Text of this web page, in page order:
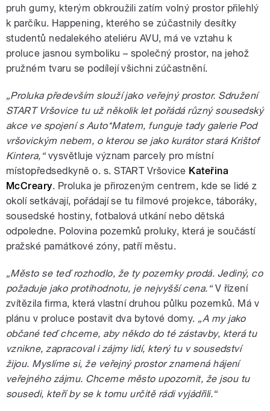
pruh gumy, kterým obkroužili zatím volný prostor přilehlý
k parčíku. Happening, kterého se zúčastnily desítky
studentů nedalekého ateliéru AVU, má ve vztahu k
proluce jasnou symboliku – společný prostor, na jehož
pružném tvaru se podílejí všichni zúčastnění.
„Proluka především slouží jako veřejný prostor. Sdružení
START Vršovice tu už několik let pořádá různý sousedský
akce ve spojení s Auto*Matem, funguje tady galerie Pod
vršovickým nebem, o kterou se jako kurátor stará Krištof
Kintera,“vysvětluje význam parcely pro místní
místopředsedkyně o. s. START Vršovice Kateřina
McCreary. Proluka je přirozeným centrem, kde se lidé z
okolí setkávají, pořádají se tu filmové projekce, táboráky,
sousedské hostiny, fotbalová utkání nebo dětská
odpoledne. Polovina pozemků proluky, která je součástí
pražské památkové zóny, patří městu.
„Město se teď rozhodlo, že ty pozemky prodá. Jediný, co
požaduje jako protihodnotu, je nejvyšší cena.“V řízení
zvítězila firma, která vlastní druhou půlku pozemků. Má v
plánu v proluce postavit dva bytové domy. „A my jako
občané teď chceme, aby někdo do té zástavby, která tu
vznikne, zapracoval i zájmy lidí, který tu v sousedství
žijou. Myslíme si, že veřejný prostor znamená hájení
veřejného zájmu. Chceme město upozornit, že jsou tu
sousedi, kteří by se k tomu určitě rádi vyjádřili.“